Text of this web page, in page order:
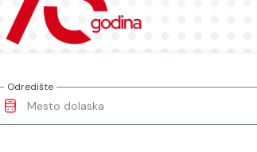
Odredište
Mesto dolaska